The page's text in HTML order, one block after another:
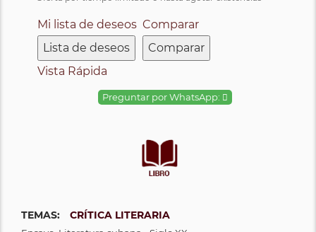
Mi lista de deseos
Lista de deseos
Comparar
Comparar
Vista Rápida
Preguntar por WhatsApp:
TEMAS: CRÍTICA LITERARIA